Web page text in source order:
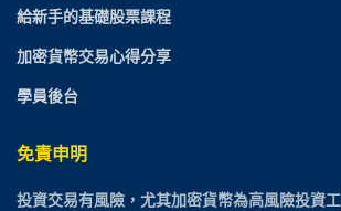
給新手的基礎股票課程
加密貨幣交易心得分享
學員後台
免責申明
投資交易有風險，尤其加密貨幣為高風險投資